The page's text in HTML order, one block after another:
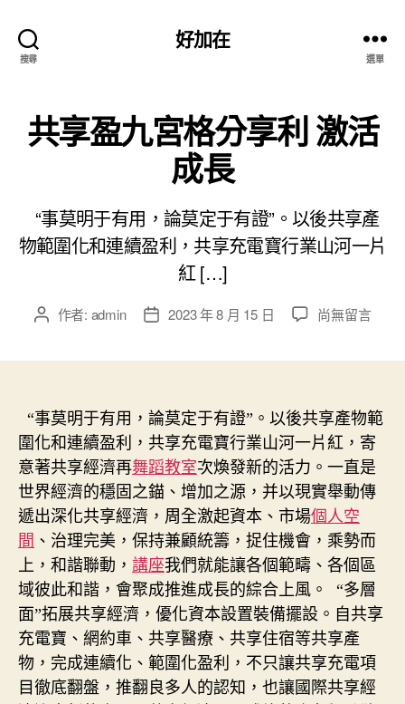
搜尋
好加在
選單
共享盈九宮格分享利 激活
成長
“事莫明于有用，論莫定于有證”。以後共享產
物範圍化和連續盈利，共享充電寶行業山河一片
紅 […]
文 作者: admin
文
期
2023 年 8 月 15 日
在
宮
格
分
享
利
激
活
成
長〉
中
尚無留言
“事莫明于有用，論莫定于有證”。以後共享產物範
圍化和連續盈利，共享充電寶行業山河一片紅，寄
意著共享經濟再舞蹈教室次煥發新的活力。一直是
世界經濟的穩固之錨、增加之源，并以現實舉動傳
遞出深化共享經濟，周全激起資本、市場個人空
間 、治理完美，保持兼顧統籌，捉住機會，乘勢而
上，和諧聯動， 講座我們就能讓各個範疇、各個區
域彼此和諧，會聚成推進成長的綜合上風。
“多層
面”拓展共享經濟，優化資本設置裝備擺設。自共享
充電寶、網約車、共享醫療、共享住宿等共享產
物，完成連續化、範圍化盈利，不只讓共享充電項
目徹底翻盤，推翻良多人的認知，也讓國際共享經